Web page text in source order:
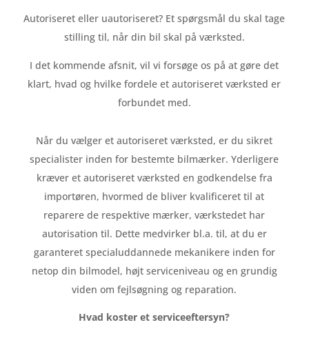
Autoriseret eller uautoriseret? Et spørgsmål du skal tage
stilling til, når din bil skal på værksted.
I det kommende afsnit, vil vi forsøge os på at gøre det
klart, hvad og hvilke fordele et autoriseret værksted er
forbundet med.
Når du vælger et autoriseret værksted, er du sikret
specialister inden for bestemte bilmærker. Yderligere
kræver et autoriseret værksted en godkendelse fra
importøren, hvormed de bliver kvalificeret til at
reparere de respektive mærker, værkstedet har
autorisation til. Dette medvirker bl.a. til, at du er
garanteret specialuddannede mekanikere inden for
netop din bilmodel, højt serviceniveau og en grundig
viden om fejlsøgning og reparation.
Hvad koster et serviceeftersyn?